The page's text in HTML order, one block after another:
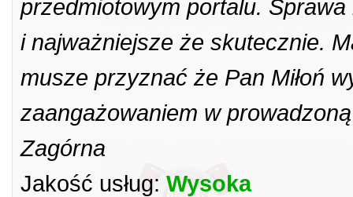
przedmiotowym portalu.
i najważniejsze że skutecznie.
musze przyznać że Pan Miłoń
zaangażowaniem w
Zagórna
Jakość usług: Wysoka